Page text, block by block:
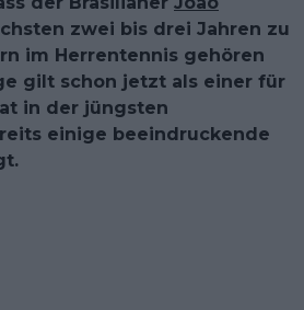
zwei bis drei Jahren zu
im Herrentennis gehören
gilt schon jetzt als einer für
in der jüngsten
einige beeindruckende